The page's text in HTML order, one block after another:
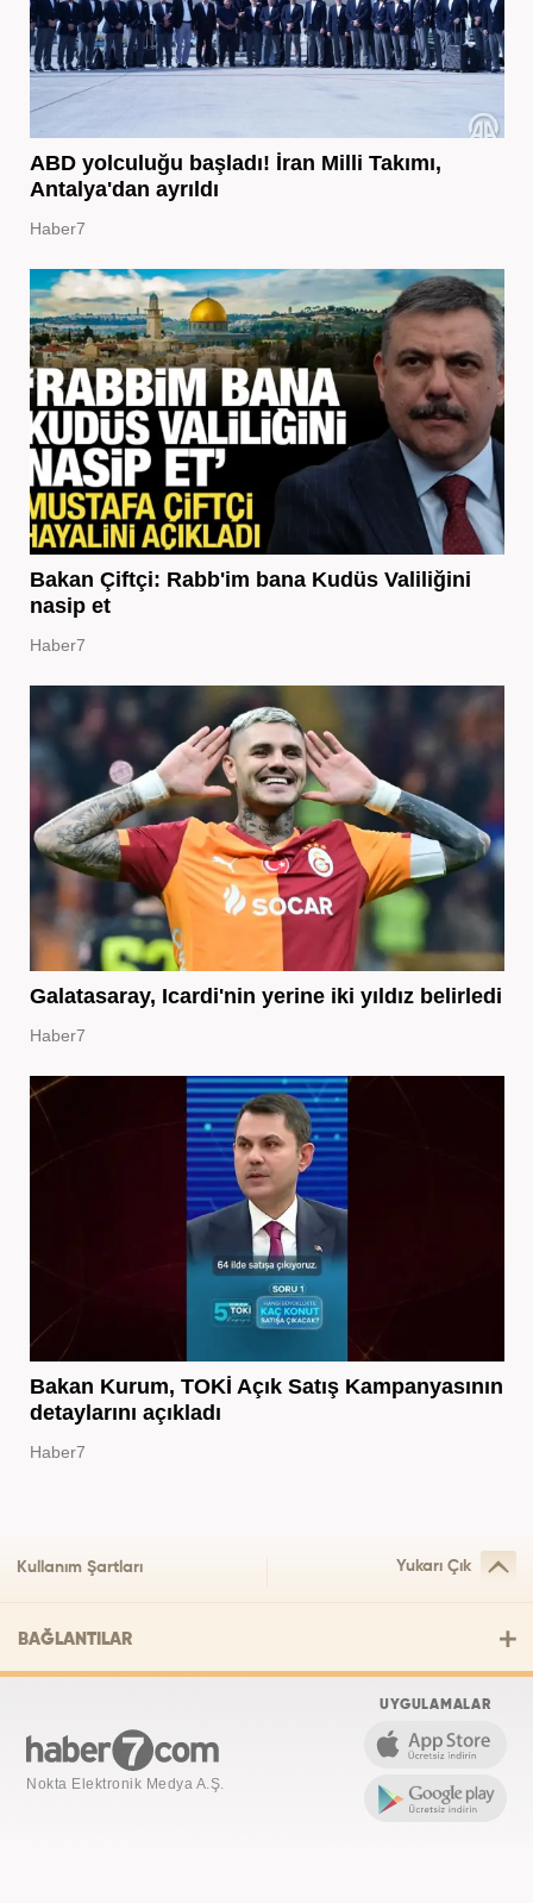
ABD yolculuğu başladı! İran Milli Takımı,
Antalya'dan ayrıldı
Haber7
Bakan Çiftçi: Rabb'im bana Kudüs Valiliğini
nasip et
Haber7
Galatasaray, Icardi'nin yerine iki yıldız belirledi
Haber7
Bakan Kurum, TOKİ Açık Satış Kampanyasının
detaylarını açıkladı
Haber7
Kullanım Şartları Yukarı Çık
BAĞLANTILAR
Nokta Elektronik Medya A.Ş.
UYGULAMALAR